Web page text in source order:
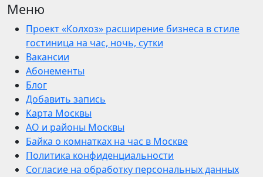
Меню
Проект «Колхоз» расширение бизнеса в стиле
гостиница на час, ночь, сутки
Вакансии
Абонементы
Блог
Добавить запись
Карта Москвы
АО и районы Москвы
Байка о комнатках на час в Москве
Политика конфиденциальности
Согласие на обработку персональных данных